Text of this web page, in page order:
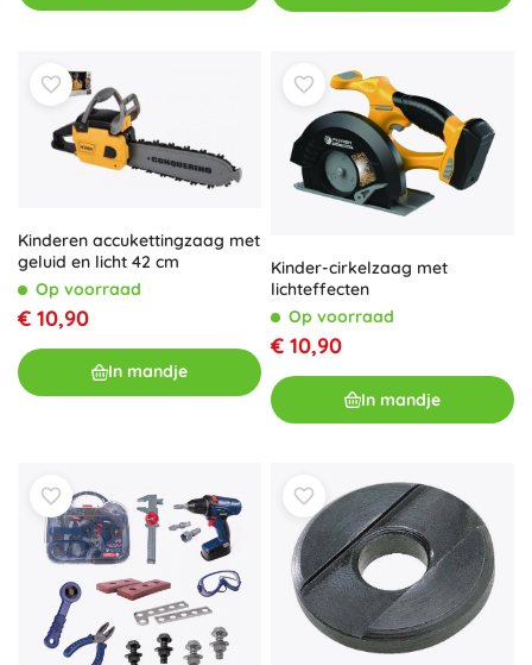
Kinderen accukettingzaag met
geluid en licht 42 cm
Op voorraad
€ 10,90
In mandje
Kinder-cirkelzaag met
lichteffecten
Op voorraad
€ 10,90
In mandje